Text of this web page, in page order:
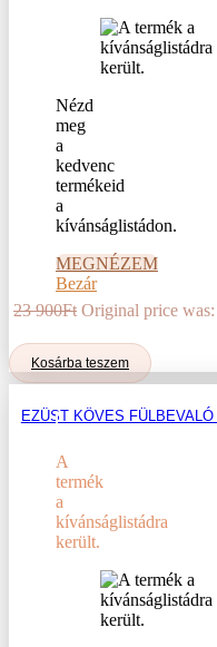
Nézd
meg
a
kedvenc
termékeid
a
kívánságlistádon.
MEGNÉZEM
Bezár
23 900Ft Original price
Kosárba teszem
EZÜST KÖVES
A
termék
a
kívánságlistádra
került.